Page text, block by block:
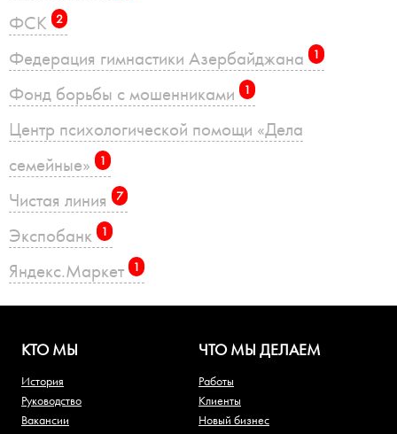
ФСК 2
Федерация гимнастики Азербайджана 1
Фонд борьбы с мошенниками 1
Центр психологической помощи «Дела
семейные»
1
Чистая линия 7
Экспобанк 1
Яндекс.Маркет 1
КТО МЫ
История
Руководство
Вакансии
ЧТО МЫ ДЕЛАЕМ
Работы
Клиенты
Новый бизнес